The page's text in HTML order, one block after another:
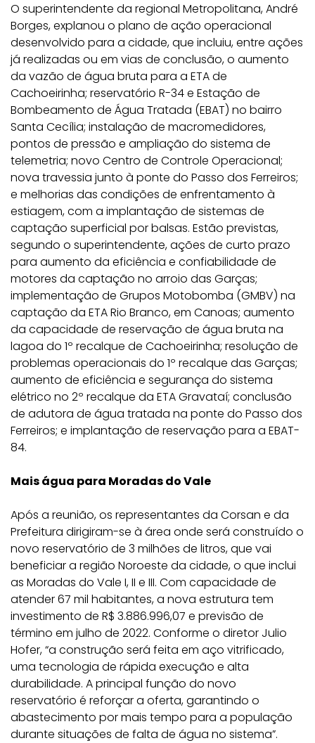
O superintendente da regional Metropolitana, André
Borges, explanou o plano de ação operacional
desenvolvido para a cidade, que incluiu, entre ações
já realizadas ou em vias de conclusão, o aumento
da vazão de água bruta para a ETA de
Cachoeirinha; reservatório R-34 e Estação de
Bombeamento de Água Tratada (EBAT) no bairro
Santa Cecília; instalação de macromedidores,
pontos de pressão e ampliação do sistema de
telemetria; novo Centro de Controle Operacional;
nova travessia junto à ponte do Passo dos Ferreiros;
e melhorias das condições de enfrentamento à
estiagem, com a implantação de sistemas de
captação superficial por balsas. Estão previstas,
segundo o superintendente, ações de curto prazo
para aumento da eficiência e confiabilidade de
motores da captação no arroio das Garças;
implementação de Grupos Motobomba (GMBV) na
captação da ETA Rio Branco, em Canoas; aumento
da capacidade de reservação de água bruta na
lagoa do 1º recalque de Cachoeirinha; resolução de
problemas operacionais do 1º recalque das Garças;
aumento de eficiência e segurança do sistema
elétrico no 2º recalque da ETA Gravataí; conclusão
de adutora de água tratada na ponte do Passo dos
Ferreiros; e implantação de reservação para a EBAT-
84.
Mais água para Moradas do Vale
Após a reunião, os representantes da Corsan e da
Prefeitura dirigiram-se à área onde será construído o
novo reservatório de 3 milhões de litros, que vai
beneficiar a região Noroeste da cidade, o que inclui
as Moradas do Vale I, II e III. Com capacidade de
atender 67 mil habitantes, a nova estrutura tem
investimento de R$ 3.886.996,07 e previsão de
término em julho de 2022. Conforme o diretor Julio
Hofer, “a construção será feita em aço vitrificado,
uma tecnologia de rápida execução e alta
durabilidade. A principal função do novo
reservatório é reforçar a oferta, garantindo o
abastecimento por mais tempo para a população
durante situações de falta de água no sistema”.